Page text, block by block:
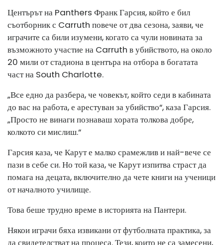
Центърът на Panthers Франк Гарсия, който е бил
съотборник с Carruth повече от два сезона, заяви, че
играчите са били изумени, когато са чули новината за
възможното участие на Carruth в убийството, на около
20 мили от стадиона в центъра на отбора в богатата
част на South Charlotte.
„Все едно да разбера, че човекът, който седи в кабината
до вас на работа, е арестуван за убийство“, каза Гарсия.
„Просто не винаги познаваш хората толкова добре,
колкото си мислиш.“
Гарсия каза, че Карут е малко срамежлив и най-вече се
пази в себе си. Но той каза, че Карут изпитва страст да
помага на децата, включително да чете книги на ученици
от началното училище.
Това беше трудно време в историята на Пантери.
Някои играчи бяха извикани от футболната практика, за
да свидетелстват на процеса. Тези, които не са замесени,